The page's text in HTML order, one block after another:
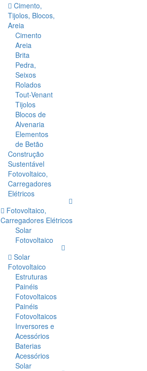
Cimento,
Tijolos, Blocos,
Areia
Cimento
Areia
Brita
Pedra,
Seixos
Rolados
Tout-Venant
Tijolos
Blocos de
Alvenaria
Elementos
de Betão
Construção
Sustentável
Fotovoltaico,
Carregadores
Elétricos
Fotovoltaico,
Carregadores Elétricos
Solar
Fotovoltaico
Solar
Fotovoltaico
Estruturas
Painéis
Fotovoltaicos
Painéis
Fotovoltaicos
Inversores e
Acessórios
Baterias
Acessórios
Solar